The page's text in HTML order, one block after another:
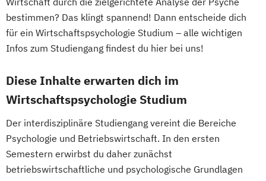
bestimmen? Das klingt spannend! Dann entscheide dich
für ein Wirtschaftspsychologie Studium – alle wichtigen
Infos zum Studiengang findest du hier bei uns!
Diese Inhalte erwarten dich im
Wirtschaftspsychologie Studium
Der interdisziplinäre Studiengang vereint die Bereiche
Psychologie und Betriebswirtschaft. In den ersten
Semestern erwirbst du daher zunächst
betriebswirtschaftliche und psychologische Grundlagen